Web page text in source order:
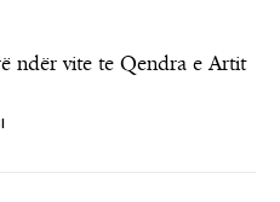
ndër vite te Qendra e Artit